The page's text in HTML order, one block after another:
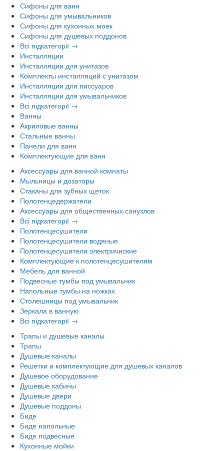
Сифоны для ванн
Сифоны для умывальников
Сифоны для кухонных моек
Сифоны для душевых поддонов
Всі підкатегорії →
Инсталляции
Инсталляции для унитазов
Комплекты инсталляций с унитазом
Инсталляции для писсуаров
Инсталляции для умывальников
Всі підкатегорії →
Ванны
Акриловые ванны
Стальные ванны
Панели для ванн
Комплектующие для ванн
Аксессуары для ванной комнаты
Мыльницы и дозаторы
Стаканы для зубных щеток
Полотенцедержатели
Аксессуары для общественных санузлов
Всі підкатегорії →
Полотенцесушители
Полотенцесушители водяные
Полотенцесушители электричиские
Комплектующие к полотенцесушителям
Мебель для ванной
Подвесные тумбы под умывальник
Напольные тумбы на ножках
Столешницы под умывальник
Зеркала в ванную
Всі підкатегорії →
Трапы и душевые каналы
Трапы
Душевые каналы
Решетки и комплектующие для душевых каналов
Душевое оборудование
Душевые кабины
Душевые двери
Душевые поддоны
Биде
Биде напольные
Биде подвесные
Кухонные мойки